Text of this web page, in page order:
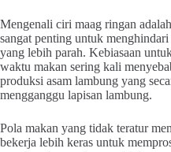
Mengenali ciri maag ringan
sangat penting untuk menghindari
yang lebih parah. Kebiasaan
waktu makan sering kali
produksi asam lambung yang
mengganggu lapisan lambung.
Pola makan yang tidak teratur
bekerja lebih keras untuk